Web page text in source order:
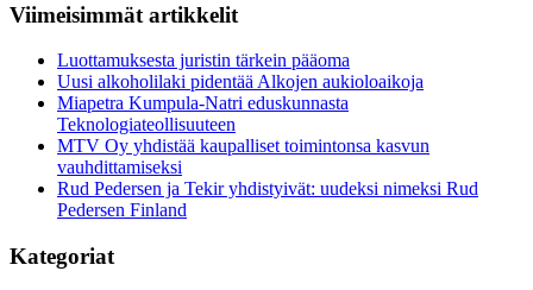
Viimeisimmät artikkelit
Luottamuksesta juristin tärkein pääoma
Uusi alkoholilaki pidentää Alkojen aukioloaikoja
Miapetra Kumpula-Natri eduskunnasta
Teknologiateollisuuteen
MTV Oy yhdistää kaupalliset toimintonsa kasvun
vauhdittamiseksi
Rud Pedersen ja Tekir yhdistyivät: uudeksi nimeksi Rud
Pedersen Finland
Kategoriat